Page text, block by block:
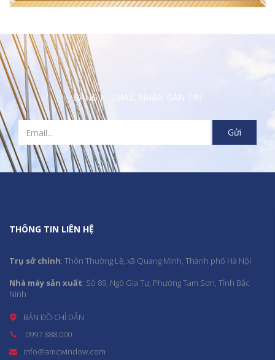
ĐĂNG KÍ EMAIL NHẬN BẢN TIN
THÔNG TIN LIÊN HỆ
Trụ sở chính: Thôn Thường Lệ, xã Quang Minh, Thành phố Hà Nội
Nhà máy sản xuất: Số 89, Ngô Gia Tự, Phường Tam Sơn, Tỉnh Bắc
Ninh
BẢN ĐỒ CHỈ DẪN
0997.888.000
info@amcwindow.com